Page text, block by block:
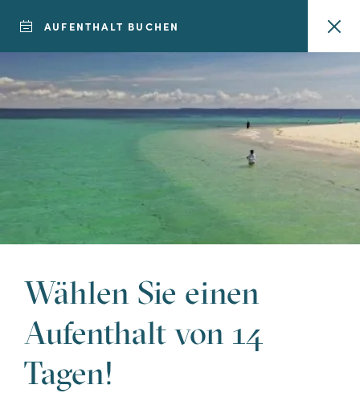
AUFENTHALT BUCHEN
Wählen Sie einen
Aufenthalt von 14
Tagen!
7 TAGE AUFENTHALT
Möchten Sie dem
Alltag
entfliehen?
Entdecken Sie
unsere 7-tägigen
Angelaufenthalte